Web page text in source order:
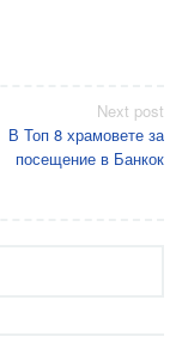
Next post
В Топ 8 храмовете за
посещение в Банкок